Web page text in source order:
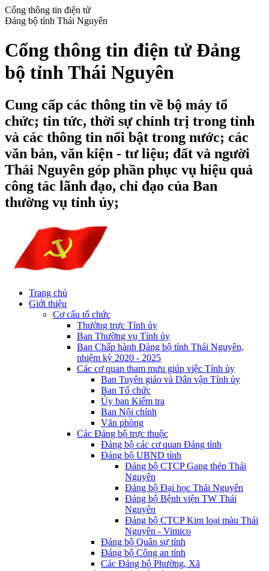
Cổng thông tin điện tử
Đảng bộ tỉnh Thái Nguyên
Cổng thông tin điện tử Đảng
bộ tỉnh Thái Nguyên
Cung cấp các thông tin về bộ máy tổ
chức; tin tức, thời sự chính trị trong tỉnh
và các thông tin nổi bật trong nước; các
văn bản, văn kiện - tư liệu; đất và người
Thái Nguyên góp phần phục vụ hiệu quả
công tác lãnh đạo, chỉ đạo của Ban
thường vụ tỉnh ủy;
Trang chủ
Giới thiệu
Cơ cấu tổ chức
Thường trực Tỉnh ủy
Ban Thường vụ Tỉnh ủy
Ban Chấp hành Đảng bộ tỉnh Thái Nguyên,
nhiệm kỳ 2020 - 2025
Các cơ quan tham mưu giúp việc Tỉnh ủy
Ban Tuyên giáo và Dân vận Tỉnh ủy
Ban Tổ chức
Ủy ban Kiểm tra
Ban Nội chính
Văn phòng
Các Đảng bộ trực thuộc
Đảng bộ các cơ quan Đảng tỉnh
Đảng bộ UBND tỉnh
Đảng bộ CTCP Gang thép Thái
Nguyên
Đảng bộ Đại học Thái Nguyên
Đảng bộ Bệnh viện TW Thái
Nguyên
Đảng bộ CTCP Kim loại màu Thái
Nguyên - Vimico
Đảng bộ Quân sự tỉnh
Đảng bộ Công an tỉnh
Các Đảng bộ Phường, Xã